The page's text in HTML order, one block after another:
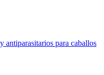
antiparasitarios para caballos